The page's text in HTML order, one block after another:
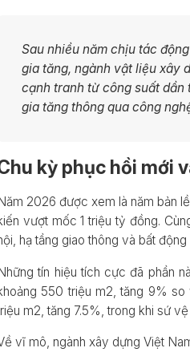
Sau nhiều năm chịu tác
gia tăng, ngành vật liệu xây
cạnh tranh từ công suất dần
gia tăng thông qua công
kỳ phục hồi mới
2026 được xem là năm bản
vượt mốc 1 triệu tỷ đồng.
hạ tầng giao thông và bất
tín hiệu tích cực đã phần
550 triệu m2, tăng 9%
m2, tăng 7.5%, trong khi sứ
vĩ mô, ngành xây dựng Việt